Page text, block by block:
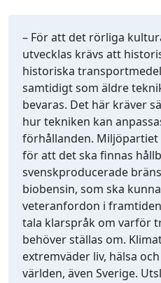
– För att det rörliga
utvecklas krävs att
historiska
samtidigt som äldre
bevaras. Det här kräver
hur tekniken kan
förhållanden.
för att det ska finnas
svenskproducerade
biobensin, som ska
veteranfordon i
tala klarspråk om varför
behöver ställas om.
extremväder liv, hälsa
världen, även Sverige.